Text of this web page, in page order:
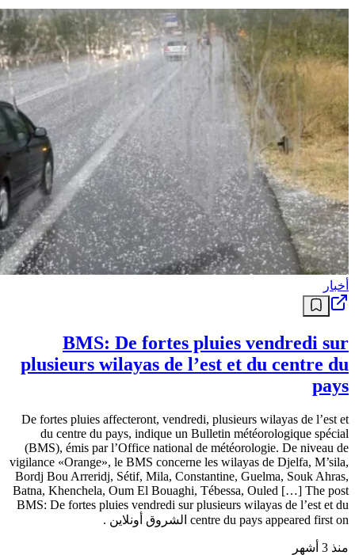
أخبار
BMS: De fortes pluies vendredi sur
plusieurs wilayas de l’est et du centre du
pays
De fortes pluies affecteront, vendredi, plusieurs wilayas de l’est et
du centre du pays, indique un Bulletin météorologique spécial
(BMS), émis par l’Office national de météorologie. De niveau de
vigilance «Orange», le BMS concerne les wilayas de Djelfa, M’sila,
Bordj Bou Arreridj, Sétif, Mila, Constantine, Guelma, Souk Ahras,
Batna, Khenchela, Oum El Bouaghi, Tébessa, Ouled […] The post
BMS: De fortes pluies vendredi sur plusieurs wilayas de l’est et du
centre du pays appeared first on الشروق أونلاين .
منذ 3 أشهر